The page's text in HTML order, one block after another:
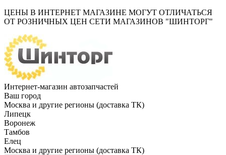
ЦЕНЫ В ИНТЕРНЕТ МАГАЗИНЕ МОГУТ ОТЛИЧАТЬСЯ
ОТ РОЗНИЧНЫХ ЦЕН СЕТИ МАГАЗИНОВ "ШИНТОРГ"
Интернет-магазин автозапчастей
Ваш город
Москва и другие регионы (доставка ТК)
Липецк
Воронеж
Тамбов
Елец
Москва и другие регионы (доставка ТК)